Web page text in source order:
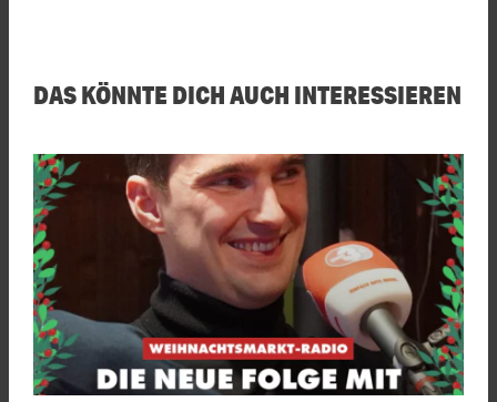
DAS KÖNNTE DICH AUCH INTERESSIEREN